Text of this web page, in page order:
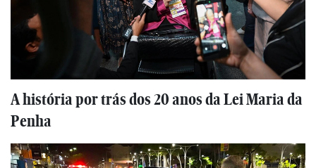
A história por trás dos 20 anos da Lei Maria da
Penha